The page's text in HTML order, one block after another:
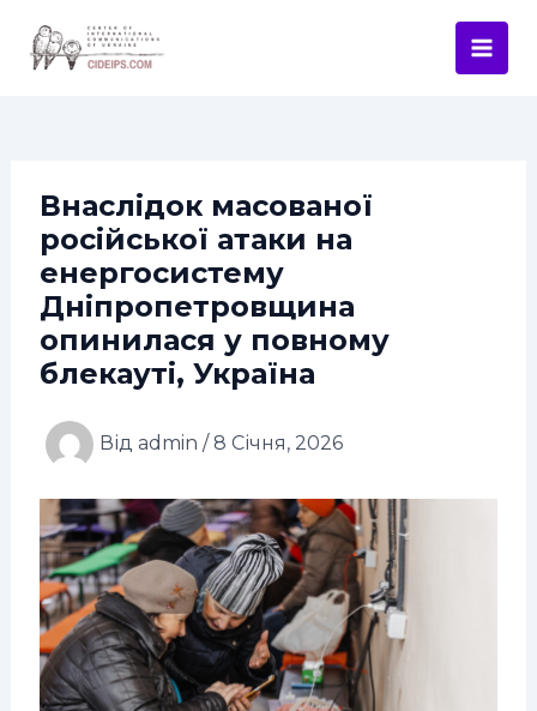
вмісту
Внаслідок масованої
російської атаки на
енергосистему
Дніпропетровщина
опинилася у повному
блекауті, Україна
Від admin / 8 Січня, 2026
по
запису